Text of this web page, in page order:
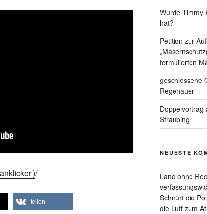
/
teilen
Wurde Timmy
hat?
Petition zur
formulierten
geschlossene
Regenauer
Doppelvortrag
Straubing
NEUESTE
Land ohne
Schnürt die
die Luft zum